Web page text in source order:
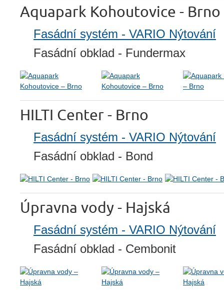
Aquapark Kohoutovice - Brno
Fasádní systém - VARIO Nýtování
Fasádní obklad - Fundermax
HILTI Center - Brno
Fasádní systém - VARIO Nýtování
Fasádní obklad - Bond
Úpravna vody - Hajská
Fasádní systém - VARIO Nýtování
Fasádní obklad - Cembonit